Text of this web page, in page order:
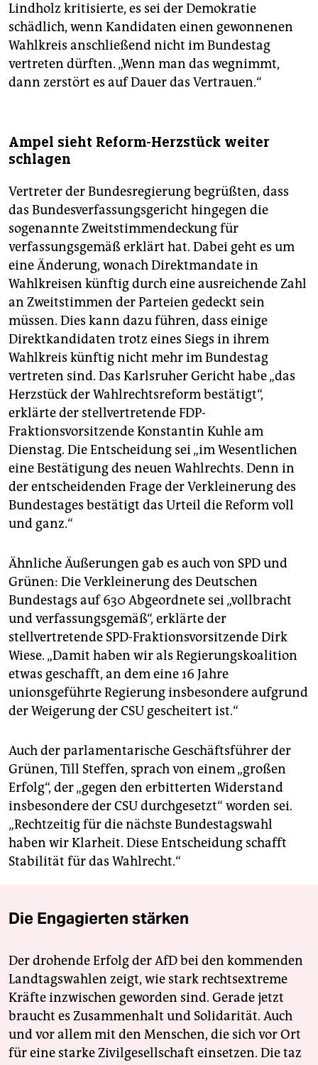
Lindholz kritisierte, es sei der Demokratie
schädlich, wenn Kandidaten einen gewonnenen
Wahlkreis anschließend nicht im Bundestag
vertreten dürften. „Wenn man das wegnimmt,
dann zerstört es auf Dauer das Vertrauen.“
Ampel sieht Reform-Herzstück weiter
schlagen
Vertreter der Bundesregierung begrüßten, dass
das Bundesverfassungsgericht hingegen die
sogenannte Zweitstimmendeckung für
verfassungsgemäß erklärt hat. Dabei geht es um
eine Änderung, wonach Direktmandate in
Wahlkreisen künftig durch eine ausreichende Zahl
an Zweitstimmen der Parteien gedeckt sein
müssen. Dies kann dazu führen, dass einige
Direktkandidaten trotz eines Siegs in ihrem
Wahlkreis künftig nicht mehr im Bundestag
vertreten sind. Das Karlsruher Gericht habe „das
Herzstück der Wahlrechtsreform bestätigt“,
erklärte der stellvertretende FDP-
Fraktionsvorsitzende Konstantin Kuhle am
Dienstag. Die Entscheidung sei „im Wesentlichen
eine Bestätigung des neuen Wahlrechts. Denn in
der entscheidenden Frage der Verkleinerung des
Bundestages bestätigt das Urteil die Reform voll
und ganz.“
Ähnliche Äußerungen gab es auch von SPD und
Grünen: Die Verkleinerung des Deutschen
Bundestags auf 630 Abgeordnete sei „vollbracht
und verfassungsgemäß“, erklärte der
stellvertretende SPD-Fraktionsvorsitzende Dirk
Wiese. „Damit haben wir als Regierungskoalition
etwas geschafft, an dem eine 16 Jahre
unionsgeführte Regierung insbesondere aufgrund
der Weigerung der CSU gescheitert ist.“
Auch der parlamentarische Geschäftsführer der
Grünen, Till Steffen, sprach von einem „großen
Erfolg“, der „gegen den erbitterten Widerstand
insbesondere der CSU durchgesetzt“ worden sei.
„Rechtzeitig für die nächste Bundestagswahl
haben wir Klarheit. Diese Entscheidung schafft
Stabilität für das Wahlrecht.“
Die Engagierten stärken
Der drohende Erfolg der AfD bei den kommenden
Landtagswahlen zeigt, wie stark rechtsextreme
Kräfte inzwischen geworden sind. Gerade jetzt
braucht es Zusammenhalt und Solidarität. Auch
und vor allem mit den Menschen, die sich vor Ort
für eine starke Zivilgesellschaft einsetzen. Die taz